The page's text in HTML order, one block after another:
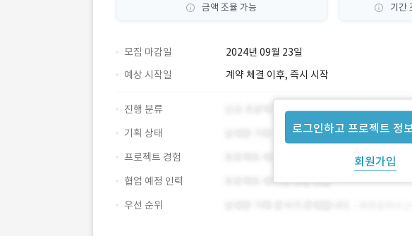
금액 조율 가능 기간
모집 마감일 2024년 09월 23일
로그인하고 프로젝트 정
회원가입
예상 시작일 계약 체결 이후, 즉시 시작
진행 분류
기획 상태
프로젝트 경험
협업 예정 인력
우선 순위